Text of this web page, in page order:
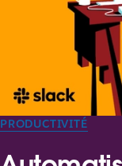
PRODUCTIVITÉ